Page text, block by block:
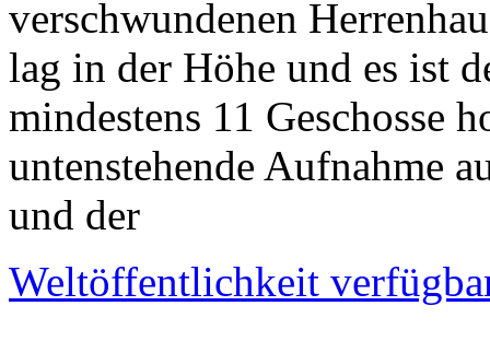
verschwundenen
lag in der Höhe und es ist
mindestens 11 Geschosse
untenstehende Aufnahme
und der
Weltöffentlichkeit